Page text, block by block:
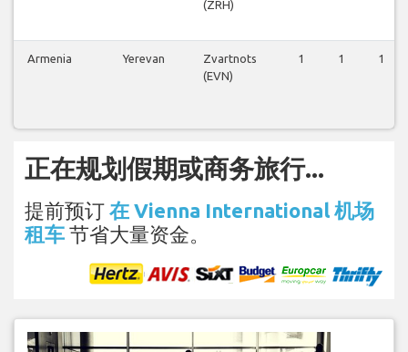
(ZRH)
Armenia Yerevan
Zvartnots
(EVN)
1 1 1
正在规划假期或商务旅行...
提前预订 在 Vienna International 机场
租车 节省大量资金。